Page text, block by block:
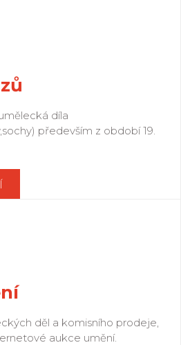
díla
především z období 19.
děl a komisního prodeje,
aukce umění.